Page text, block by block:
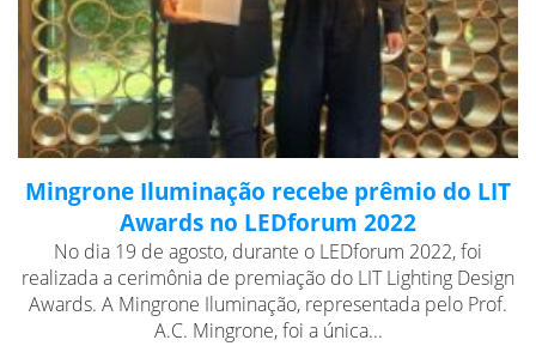
Mingrone Iluminação recebe prêmio do LIT
Awards no LEDforum 2022
No dia 19 de agosto, durante o LEDforum 2022, foi
realizada a cerimônia de premiação do LIT Lighting Design
Awards. A Mingrone Iluminação, representada pelo Prof.
A.C. Mingrone, foi a única...